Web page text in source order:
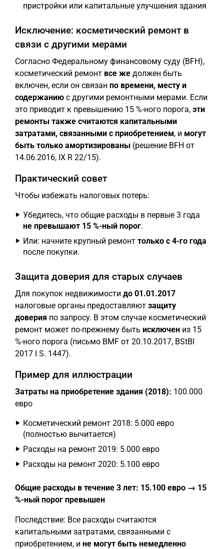
пристройки или капитальные улучшения здания
Исключение: косметический ремонт в
связи с другими мерами
Согласно Федеральному финансовому суду (BFH),
косметический ремонт все же должен быть
включен, если он связан по времени, месту и
содержанию с другими ремонтными мерами. Если
это приводит к превышению 15 %-ного порога, эти
ремонты также считаются капитальными
затратами, связанными с приобретением, и могут
быть только амортизированы (решение BFH от
14.06.2016, IX R 22/15).
Практический совет
Чтобы избежать налоговых потерь:
Убедитесь, что общие расходы в первые 3 года
не превышают 15 %-ный порог.
Или: начните крупный ремонт только с 4-го года
после покупки.
Защита доверия для старых случаев
Для покупок недвижимости до 01.01.2017
налоговые органы предоставляют защиту
доверия по запросу. В этом случае косметический
ремонт может по-прежнему быть исключен из 15
%-ного порога (письмо BMF от 20.10.2017, BStBl
2017 I S. 1447).
Пример для иллюстрации
Затраты на приобретение здания (2018): 100.000
евро
Косметический ремонт 2018: 5.000 евро
(полностью вычитается)
Расходы на ремонт 2019: 5.000 евро
Расходы на ремонт 2020: 5.100 евро
Общие расходы в течение 3 лет: 15.100 евро → 15
%-ный порог превышен
Последствие: Все расходы считаются
капитальными затратами, связанными с
приобретением, и не могут быть немедленно